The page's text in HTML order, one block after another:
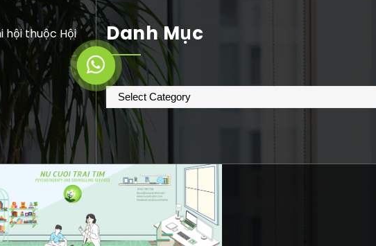
hội thuộc Hội
Danh Mục
Danh
mục